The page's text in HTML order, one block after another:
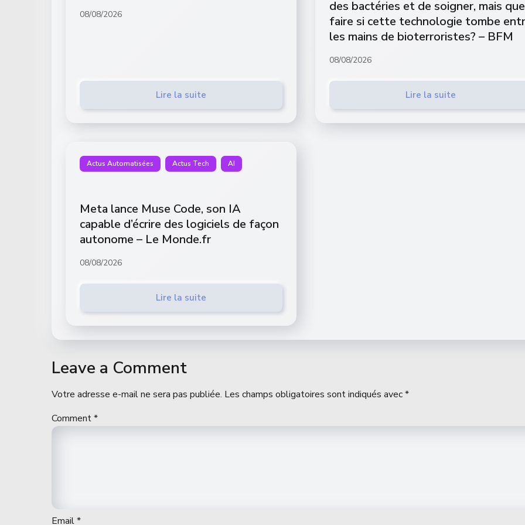
08/08/2026
Lire la suite
des bactéries et de soigner, mais que
faire si cette technologie tombe
les mains de bioterroristes? – BFM
08/08/2026
Lire la suite
Actus Automatisées Actus Tech AI
Meta lance Muse Code, son IA
capable d’écrire des logiciels de façon
autonome – Le Monde.fr
08/08/2026
Lire la suite
Leave a Comment
Votre adresse e-mail ne sera pas publiée. Les champs obligatoires sont indiqués avec*
Comment*
Email*